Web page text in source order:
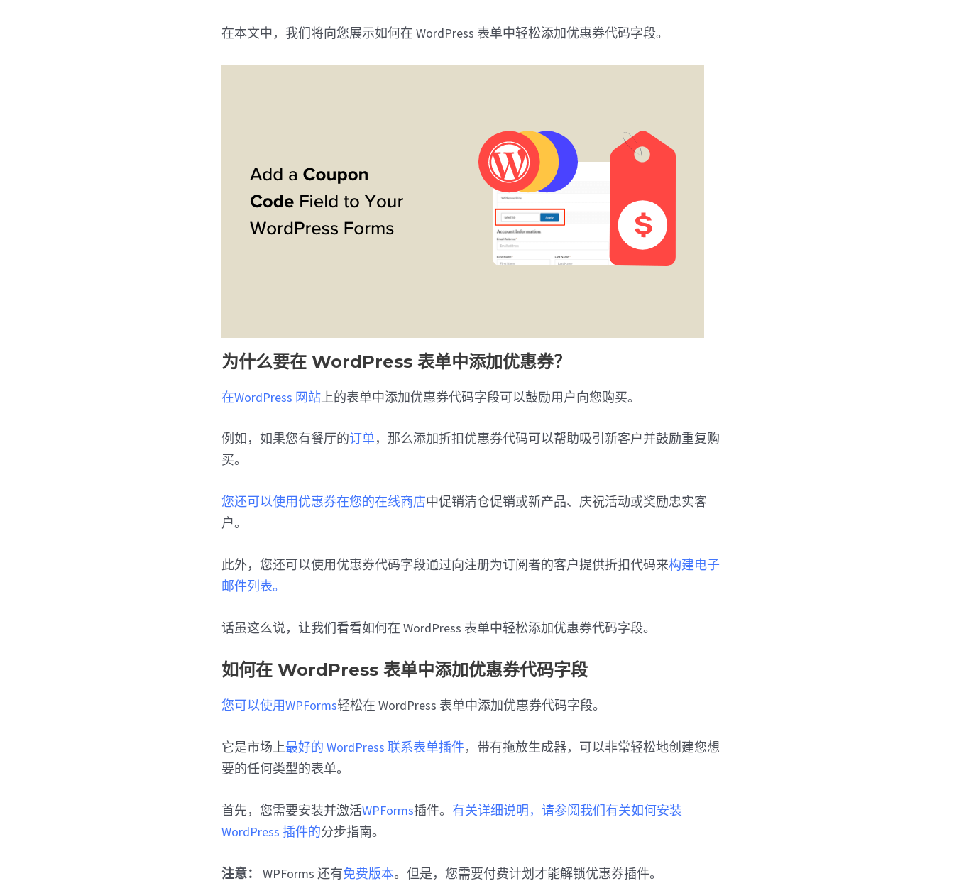
在本文中，我们将向您展示如何在 WordPress 表单中轻松添加优惠券代码字段。
为什么要在 WordPress 表单中添加优惠券？
在WordPress 网站 上的表单中添加优惠券代码字段可以鼓励用户向您购买。
例如，如果您有餐厅的订单，那么添加折扣优惠券代码可以帮助吸引新客户并鼓励重复购
买。
您还可以使用优惠券在您的在线商店中促销清仓促销或新产品、庆祝活动或奖励忠实客
户。
此外，您还可以使用优惠券代码字段通过向注册为订阅者的客户提供折扣代码来构建电子
邮件列表。
话虽这么说，让我们看看如何在 WordPress 表单中轻松添加优惠券代码字段。
如何在 WordPress 表单中添加优惠券代码字段
您可以使用WPForms轻松在 WordPress 表单中添加优惠券代码字段。
它是市场上最好的 WordPress 联系表单插件，带有拖放生成器，可以非常轻松地创建您想
要的任何类型的表单。
首先，您需要安装并激活WPForms插件。 有关详细说明，请参阅我们有关如何安装
WordPress 插件的分步指南。
注意： WPForms 还有免费版本。但是，您需要付费计划才能解锁优惠券插件。